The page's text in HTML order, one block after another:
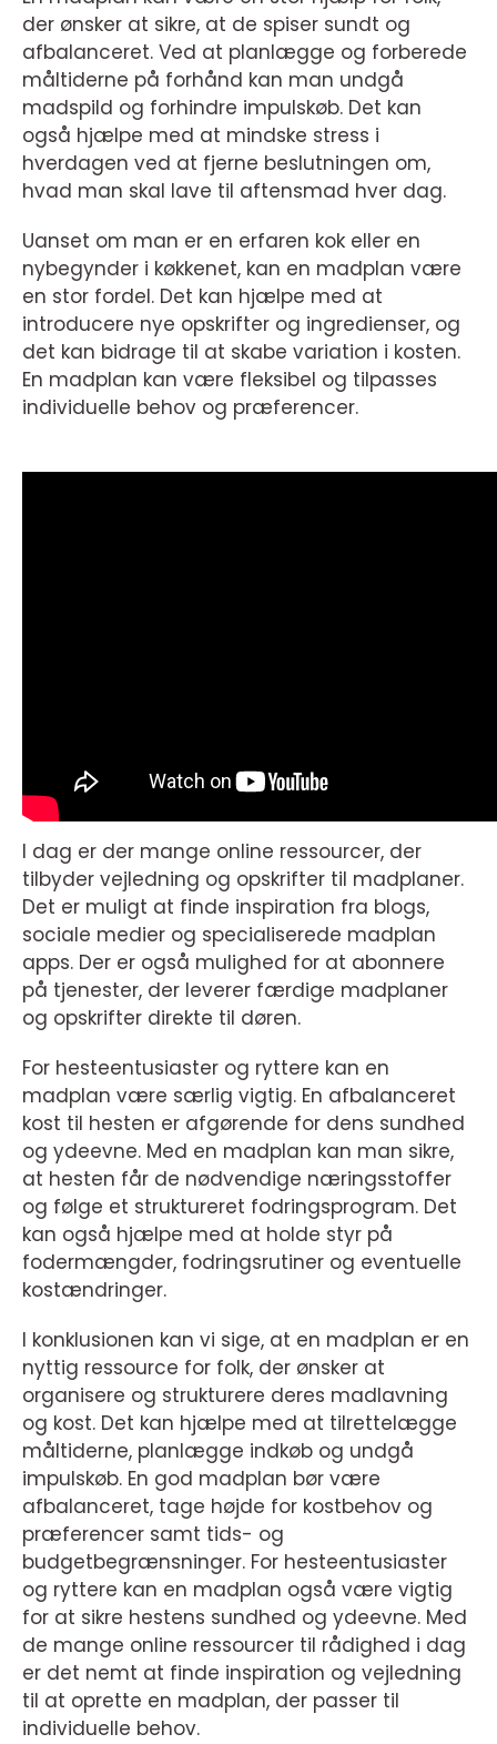
der ønsker at sikre, at de spiser sundt og
afbalanceret. Ved at planlægge og forberede
måltiderne på forhånd kan man undgå
madspild og forhindre impulskøb. Det kan
også hjælpe med at mindske stress i
hverdagen ved at fjerne beslutningen om,
hvad man skal lave til aftensmad hver dag.
Uanset om man er en erfaren kok eller en
nybegynder i køkkenet, kan en madplan være
en stor fordel. Det kan hjælpe med at
introducere nye opskrifter og ingredienser, og
det kan bidrage til at skabe variation i kosten.
En madplan kan være fleksibel og tilpasses
individuelle behov og præferencer.
I dag er der mange online ressourcer, der
tilbyder vejledning og opskrifter til madplaner.
Det er muligt at finde inspiration fra blogs,
sociale medier og specialiserede madplan
apps. Der er også mulighed for at abonnere
på tjenester, der leverer færdige madplaner
og opskrifter direkte til døren.
For hesteentusiaster og ryttere kan en
madplan være særlig vigtig. En afbalanceret
kost til hesten er afgørende for dens sundhed
og ydeevne. Med en madplan kan man sikre,
at hesten får de nødvendige næringsstoffer
og følge et struktureret fodringsprogram. Det
kan også hjælpe med at holde styr på
fodermængder, fodringsrutiner og eventuelle
kostændringer.
I konklusionen kan vi sige, at en madplan er en
nyttig ressource for folk, der ønsker at
organisere og strukturere deres madlavning
og kost. Det kan hjælpe med at tilrettelægge
måltiderne, planlægge indkøb og undgå
impulskøb. En god madplan bør være
afbalanceret, tage højde for kostbehov og
præferencer samt tids- og
budgetbegrænsninger. For hesteentusiaster
og ryttere kan en madplan også være vigtig
for at sikre hestens sundhed og ydeevne. Med
de mange online ressourcer til rådighed i dag
er det nemt at finde inspiration og vejledning
til at oprette en madplan, der passer til
individuelle behov.